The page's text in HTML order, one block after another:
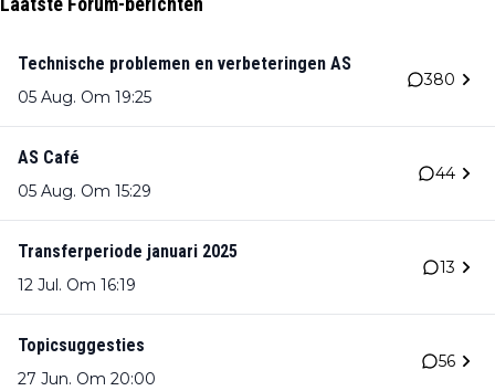
Technische problemen en verbeteringen AS
05 Aug. Om 19:25
380
AS Café
05 Aug. Om 15:29
44
Transferperiode januari 2025
12 Jul. Om 16:19
13
Topicsuggesties
27 Jun. Om 20:00
56